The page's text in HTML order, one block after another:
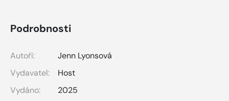
Podrobnosti
Autoři:
Jenn Lyonsová
Vydavatel:
Host
Vydáno:
2025